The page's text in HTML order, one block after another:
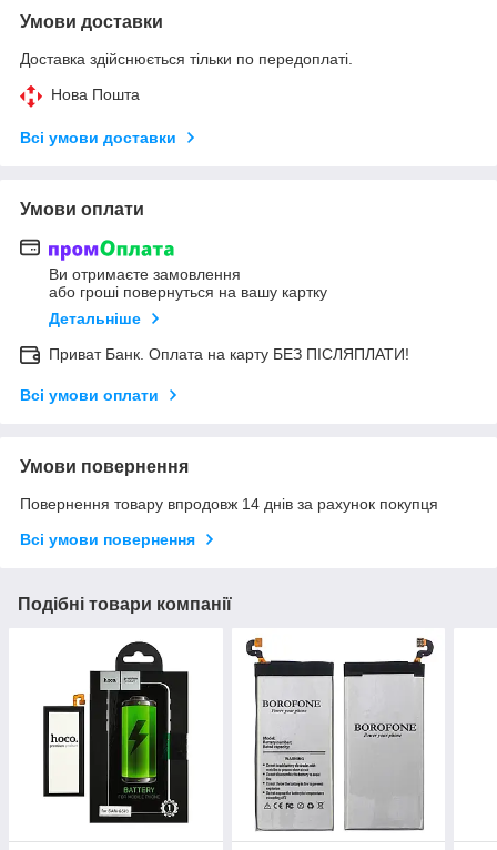
Умови доставки
Доставка здійснюється тільки по передоплаті.
Нова Пошта
Всі умови доставки
Умови оплати
Ви отримаєте замовлення
або гроші повернуться на вашу картку
Детальніше
Приват Банк. Оплата на карту БЕЗ ПІСЛЯПЛАТИ!
Всі умови оплати
Умови повернення
Повернення товару впродовж 14 днів за рахунок покупця
Всі умови повернення
Подібні товари компанії